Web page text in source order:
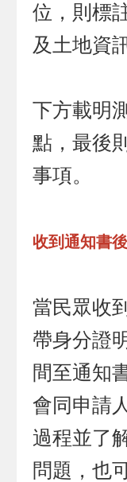
位，則標
及土地資
下方載明
點，最後
事項。
收到通知書
當民眾收
帶身分證
間至通知
會同申請
過程並了
問題，也